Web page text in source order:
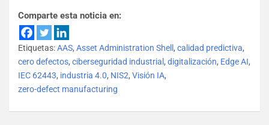
Comparte esta noticia en:
Etiquetas:AAS, Asset Administration Shell , calidad predictiva,
cero defectos, ciberseguridad industrial , digitalización, Edge AI,
IEC 62443, industria 4.0, NIS2, Visión IA,
zero-defect manufacturing